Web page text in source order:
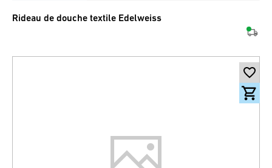
Rideau de douche textile Edelweiss